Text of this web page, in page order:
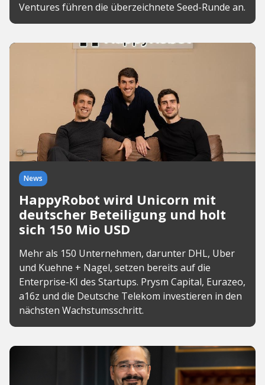
Ventures führen die überzeichnete Seed-Runde an.
News
HappyRobot wird Unicorn mit
deutscher Beteiligung und holt
sich 150 Mio USD
Mehr als 150 Unternehmen, darunter DHL, Uber
und Kuehne + Nagel, setzen bereits auf die
Enterprise-KI des Startups. Prysm Capital, Eurazeo,
a16z und die Deutsche Telekom investieren in den
nächsten Wachstumsschritt.